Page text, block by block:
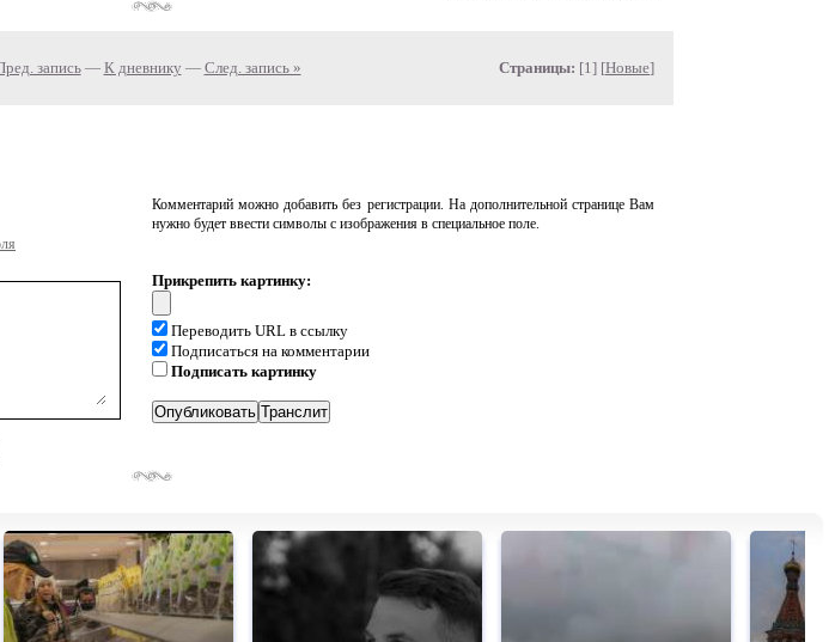
запись— К дневнику — След. запись » Страницы: [1] [Новые]
Комментарий можно добавить без регистрации. На дополнительной странице Вам
нужно будет ввести символы с изображения в специальное поле.
Прикрепить картинку:
Переводить URL в ссылку
Подписаться на комментарии
Подписать картинку